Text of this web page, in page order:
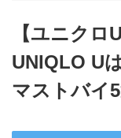
【ユニクロ
UNIQLO U
マストバイ5